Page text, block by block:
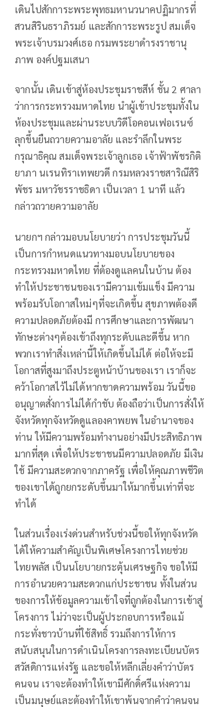
เดินไปสักการะพระพุทธมหานวนาคปฏิมากรที่
สวนสิรินธราภิรมย์ และสักการะพระรูป สมเด็จ
พระเจ้าบรมวงศ์เธอ กรมพระยาดํารงราชานุ
ภาพ องค์ปฐมเสนา
จากนั้น เดินเข้าสู่ห้องประชุมราชสีห์ ชั้น 2 ศาลา
ว่าการกระทรวงมหาดไทย นำผู้เข้าประชุมทั้งใน
ห้องประชุมและผ่านระบบวิดีโอคอนเฟอเรนซ์
ลุกขึ้นยืนถวายความอาลัย และรำลึกในพระ
กรุณาธิคุณ สมเด็จพระเจ้าลูกเธอ เจ้าฟ้าพัชรกิติ
ยาภา นเรนทิราเทพยวดี กรมหลวงราชสาริณีสิริ
พัชร มหาวัชรราชธิดา เป็นเวลา 1 นาที แล้ว
กล่าวถวายความอาลัย
นายกฯ กล่าวมอบนโยบายว่า การประชุมวันนี้
เป็นการกำหนดแนวทางมอบนโยบายของ
กระทรวงมหาดไทย ที่ต้องดูแลคนในบ้าน ต้อง
ทำให้ประชาชนของเรามีความเข้มแข็ง มีความ
พร้อมรับโอกาสใหม่ๆที่จะเกิดขึ้น สุขภาพต้องดี
ความปลอดภัยต้องมี การศึกษาและการพัฒนา
ทักษะต่างๆต้องเข้าถึงทุกระดับและดีขึ้น หาก
พวกเราทำสิ่งเหล่านี้ให้เกิดขึ้นไม่ได้ ต่อให้จะมี
โอกาสที่สูงมาถึงประตูหน้าบ้านของเรา เราก็จะ
คว้าโอกาสไว้ไม่ได้หากขาดความพร้อม วันนี้ขอ
อนุญาตสั่งการไม่ได้กำชับ ต้องถือว่าเป็นการสั่งให้
จังหวัดทุกจังหวัดดูแลองคาพยพ ในอำนาจของ
ท่าน ให้มีความพร้อมทำงานอย่างมีประสิทธิภาพ
มากที่สุด เพื่อให้ประชาชนมีความปลอดภัย มีเงิน
ใช้ มีความสะดวกจากภาครัฐ เพื่อให้คุณภาพชีวิต
ของเขาได้ถูกยกระดับขึ้นมาให้มากขึ้นเท่าที่จะ
ทำได้
ในส่วนเรื่องเร่งด่วนสำหรับช่วงนี้ขอให้ทุกจังหวัด
ได้ให้ความสำคัญเป็นพิเศษโครงการไทยช่วย
ไทยพลัส เป็นนโยบายกระตุ้นเศรษฐกิจ ขอให้มี
การอำนวยความสะดวกแก่ประชาชน ทั้งในส่วน
ของการให้ข้อมูลความเข้าใจที่ถูกต้องในการเข้าสู่
โครงการ ไม่ว่าจะเป็นผู้ประกอบการหรือแม้
กระทั่งชาวบ้านที่ใช้สิทธิ์ รวมถึงการให้การ
สนับสนุนในการดำเนินโครงการลงทะเบียนบัตร
สวัสดิการแห่งรัฐ และขอให้หลีกเลี่ยงคำว่าบัตร
คนจน เราจะต้องทำให้เขามีศักดิ์ศรีแห่งความ
เป็นมนุษย์และต้องทำให้เขาพ้นจากคำว่าคนจน